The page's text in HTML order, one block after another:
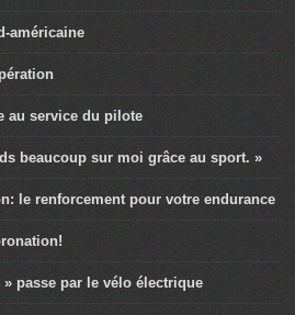
américaine
au service du pilote
beaucoup sur moi grâce au sport. »
le renforcement pour votre endurance
» passe par le vélo électrique